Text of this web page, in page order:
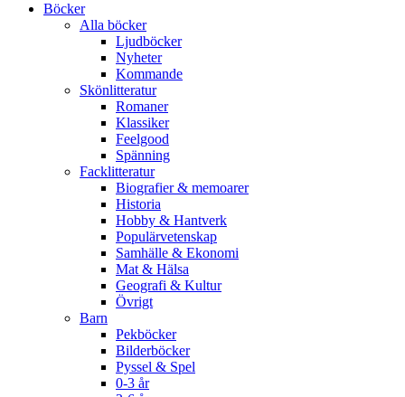
Böcker
Alla böcker
Ljudböcker
Nyheter
Kommande
Skönlitteratur
Romaner
Klassiker
Feelgood
Spänning
Facklitteratur
Biografier & memoarer
Historia
Hobby & Hantverk
Populärvetenskap
Samhälle & Ekonomi
Mat & Hälsa
Geografi & Kultur
Övrigt
Barn
Pekböcker
Bilderböcker
Pyssel & Spel
0-3 år